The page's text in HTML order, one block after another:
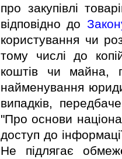
про закупiвлi
вiдповiдно до
користування чи
тому числi до
коштiв чи майна,
найменування
випадкiв,
"Про основи
доступ до
Не пiдлягає